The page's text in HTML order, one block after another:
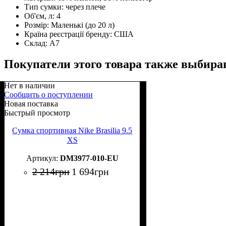
Тип сумки: через плече
Об'єм, л: 4
Розмір: Маленькі (до 20 л)
Країна реєстрації бренду: США
Склад: А7
Покупатели этого товара также
Нет в наличии
Сообщить о поступлении
Новая поставка
Быстрый просмотр
Сумка спортивная Nike Brasilia 9.5
XS
DM3977-010-EU
2 214грн 1 694грн